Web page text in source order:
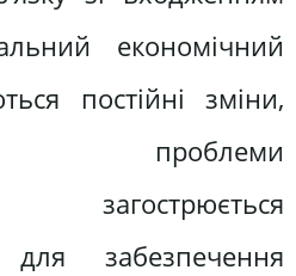
економічний
постійні зміни,
проблеми
загострюється
забезпечення